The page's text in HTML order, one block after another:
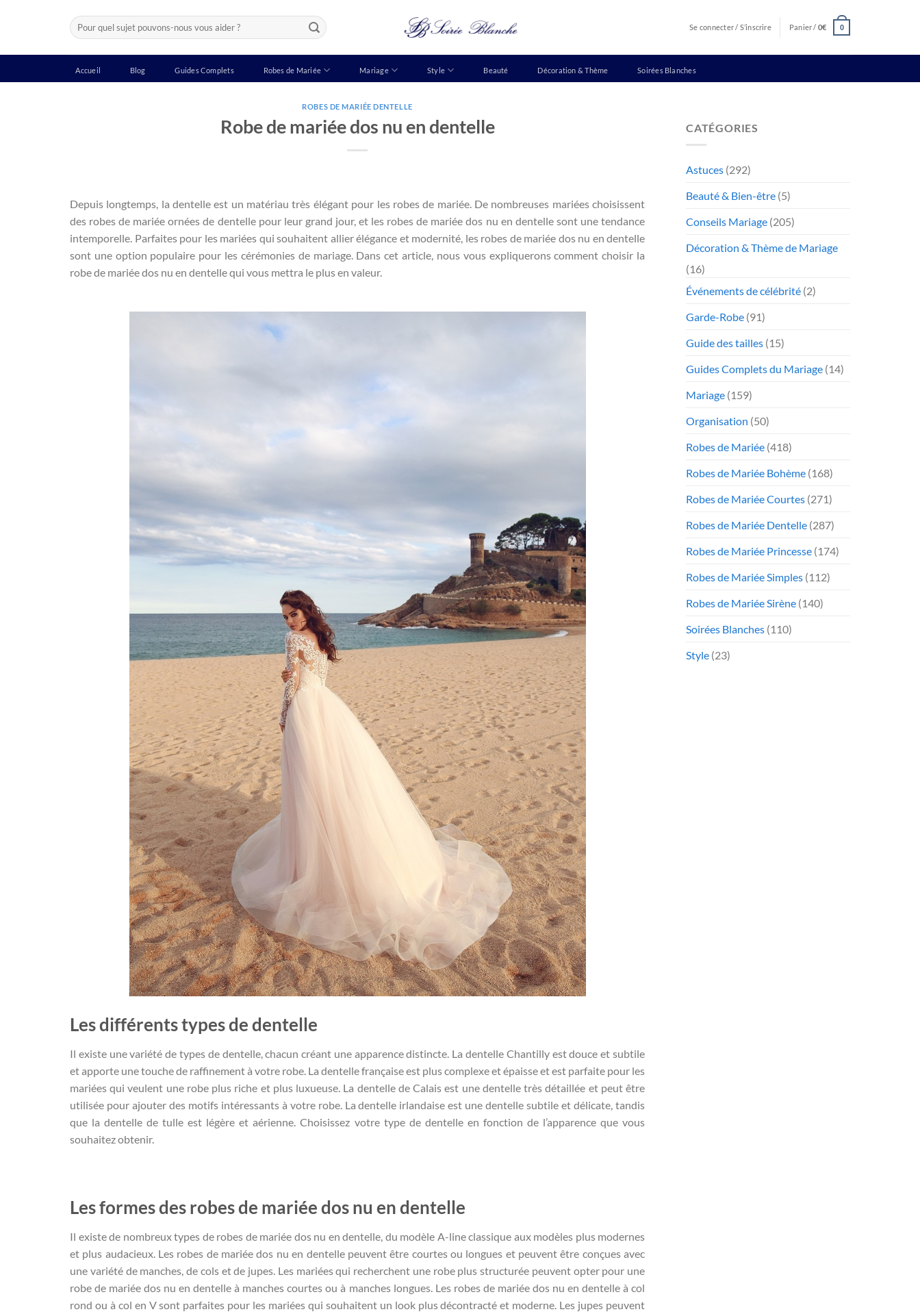
Recherche
pour :
Se connecter / S’inscrire Panier / 0€ 0
Accueil Blog Guides Complets Robes de Mariée Mariage Style Beauté Décoration & Thème Soirées Blanches
ROBES DE MARIÉE DENTELLE
Robe de mariée dos nu en dentelle
Depuis longtemps, la dentelle est un matériau très élégant pour les robes de mariée. De nombreuses mariées choisissent
des robes de mariée ornées de dentelle pour leur grand jour, et les robes de mariée dos nu en dentelle sont une tendance
intemporelle. Parfaites pour les mariées qui souhaitent allier élégance et modernité, les robes de mariée dos nu en dentelle
sont une option populaire pour les cérémonies de mariage. Dans cet article, nous vous expliquerons comment choisir la
robe de mariée dos nu en dentelle qui vous mettra le plus en valeur.
Les différents types de dentelle
Il existe une variété de types de dentelle, chacun créant une apparence distincte. La dentelle Chantilly est douce et subtile
et apporte une touche de raffinement à votre robe. La dentelle française est plus complexe et épaisse et est parfaite pour les
mariées qui veulent une robe plus riche et plus luxueuse. La dentelle de Calais est une dentelle très détaillée et peut être
utilisée pour ajouter des motifs intéressants à votre robe. La dentelle irlandaise est une dentelle subtile et délicate, tandis
que la dentelle de tulle est légère et aérienne. Choisissez votre type de dentelle en fonction de l’apparence que vous
souhaitez obtenir.
Les formes des robes de mariée dos nu en dentelle
Il existe de nombreux types de robes de mariée dos nu en dentelle, du modèle A-line classique aux modèles plus modernes
et plus audacieux. Les robes de mariée dos nu en dentelle peuvent être courtes ou longues et peuvent être conçues avec
une variété de manches, de cols et de jupes. Les mariées qui recherchent une robe plus structurée peuvent opter pour une
robe de mariée dos nu en dentelle à manches courtes ou à manches longues. Les robes de mariée dos nu en dentelle à col
rond ou à col en V sont parfaites pour les mariées qui souhaitent un look plus décontracté et moderne. Les jupes peuvent
CATÉGORIES
Astuces (292)
Beauté & Bien-être (5)
Conseils Mariage (205)
Décoration & Thème de Mariage
(16)
Événements de célébrité (2)
Garde-Robe (91)
Guide des tailles (15)
Guides Complets du Mariage (14)
Mariage (159)
Organisation (50)
Robes de Mariée (418)
Robes de Mariée Bohème (168)
Robes de Mariée Courtes (271)
Robes de Mariée Dentelle (287)
Robes de Mariée Princesse (174)
Robes de Mariée Simples (112)
Robes de Mariée Sirène (140)
Soirées Blanches (110)
Style (23)